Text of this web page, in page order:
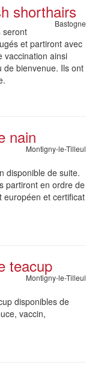
shorthairs
Bastogne
seront
et partiront avec
vaccination ainsi
de bienvenue. Ils ont
nain
Montigny-le-Tilleul
disponible de suite.
partiront en ordre de
européen et certificat
teacup
Montigny-le-Tilleul
disponibles de
vaccin,